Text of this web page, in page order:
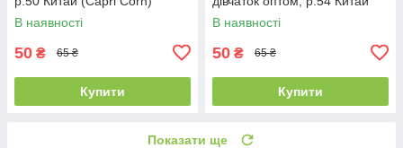
В наявності
50 ₴ 65 ₴
Купити
В наявності
50 ₴ 65 ₴
Купити
Показати ще